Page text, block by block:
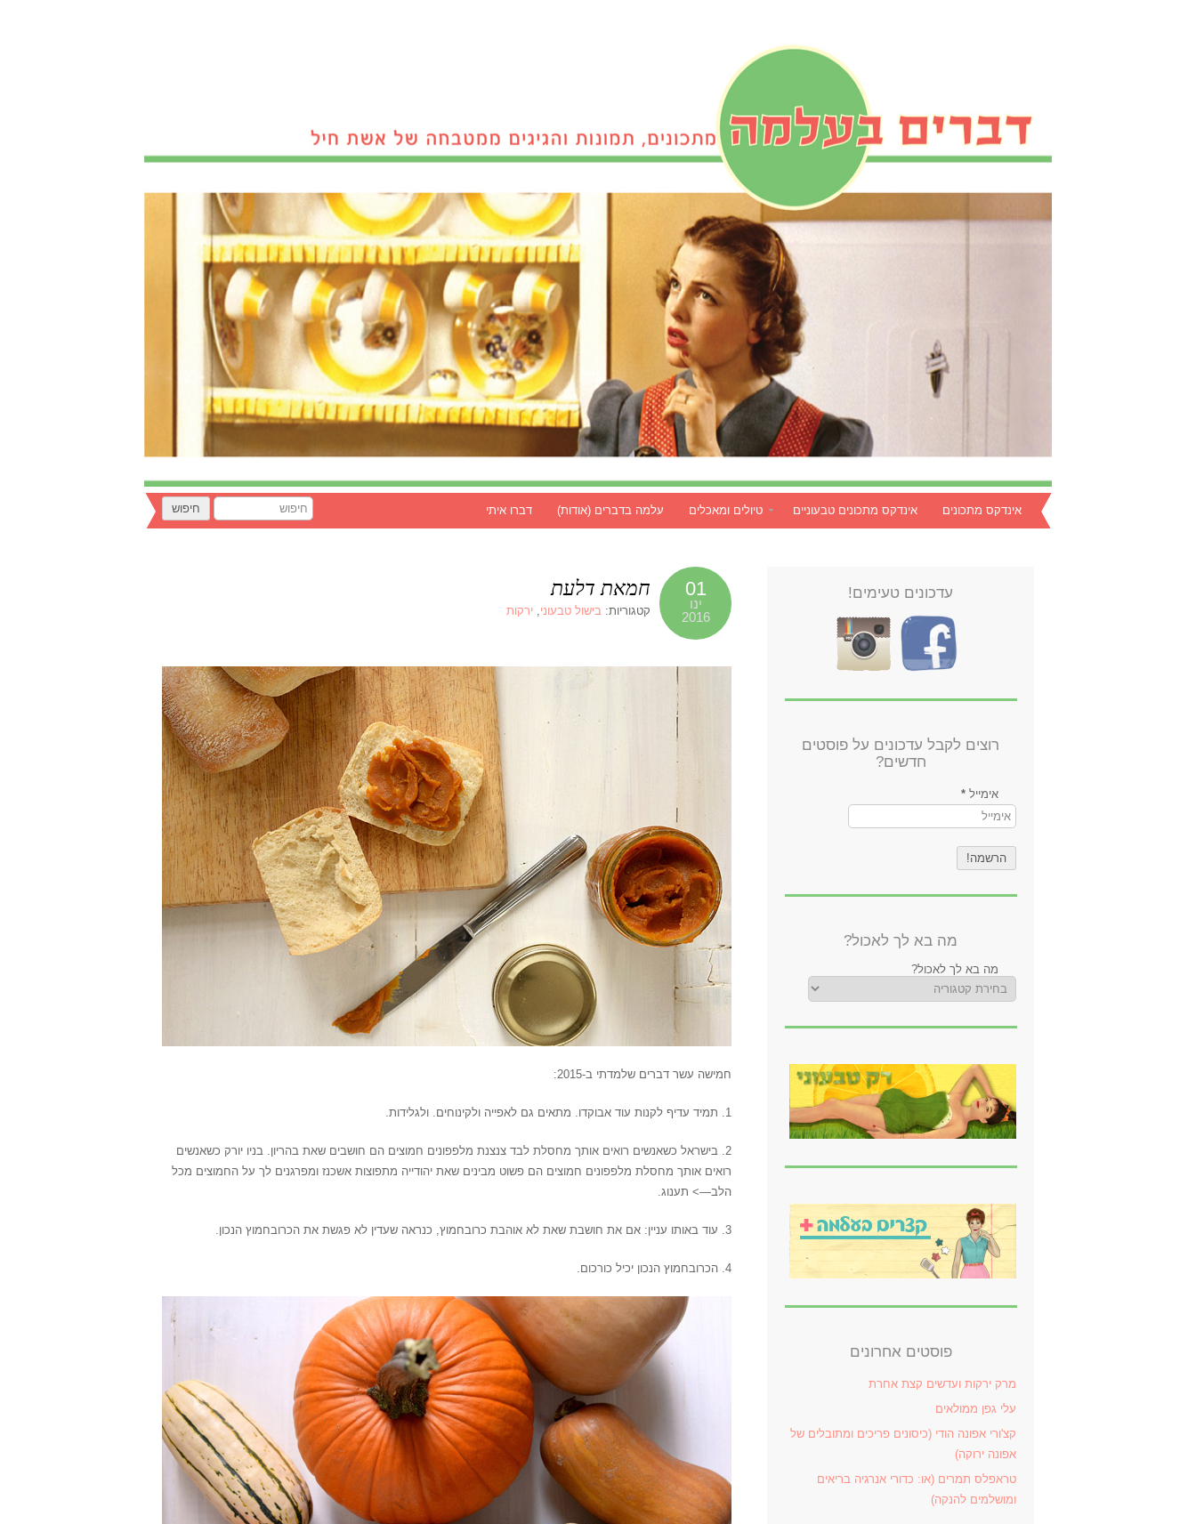
אינדקס מתכונים אינדקס מתכונים טבעוניים טיולים ומאכלים עלמה בדברים (אודות) דברו איתי
01
ינו
2016
חמאת דלעת
קטגוריות: בישול טבעוני, ירקות
חמישה עשר דברים שלמדתי ב-2015:
1. תמיד עדיף לקנות עוד אבוקדו. מתאים גם לאפייה ולקינוחים. ולגלידות.
2. בישראל כשאנשים רואים אותך מחסלת לבד צנצנת מלפפונים חמוצים הם חושבים שאת בהריון. בניו יורק כשאנשים
רואים אותך מחסלת מלפפונים חמוצים הם פשוט מבינים שאת יהודייה מתפוצות אשכנז ומפרגנים לך על החמוצים מכל
הלב—> תענוג.
3. עוד באותו עניין: אם את חושבת שאת לא אוהבת כרובחמוץ, כנראה שעדין לא פגשת את הכרובחמוץ הנכון.
4. הכרובחמוץ הנכון יכיל כורכום.
עדכונים טעימים!
רוצים לקבל עדכונים על פוסטים
חדשים?
אימייל *
מה בא לך לאכול?
מה בא לך לאכול?
פוסטים אחרונים
מרק ירקות ועדשים קצת אחרת
עלי גפן ממולאים
קצ'ורי אפונה הודי (כיסונים פריכים ומתובלים של
אפונה ירוקה)
טראפלס תמרים (או: כדורי אנרגיה בריאים
ומושלמים להנקה)